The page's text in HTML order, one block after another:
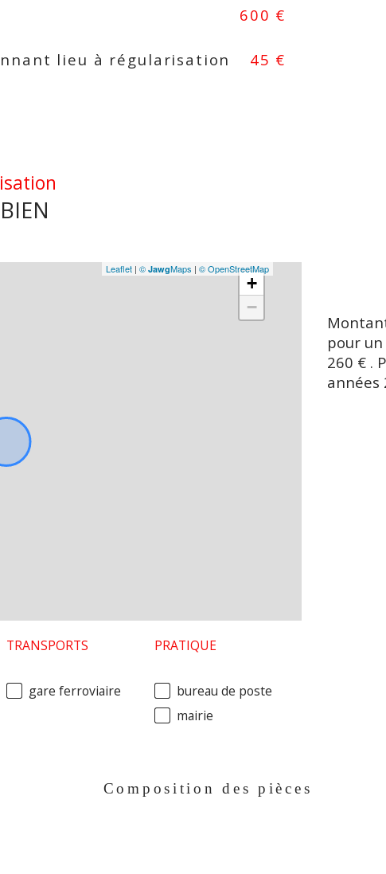
600 €
lieu à régularisation
45 €
+
−
Leaflet |©JawgMaps |© OpenStreetMap
TRANSPORTS
gare ferroviaire
PRATIQUE
bureau de poste
mairie
pour
260 € .
années
Composition des pièces